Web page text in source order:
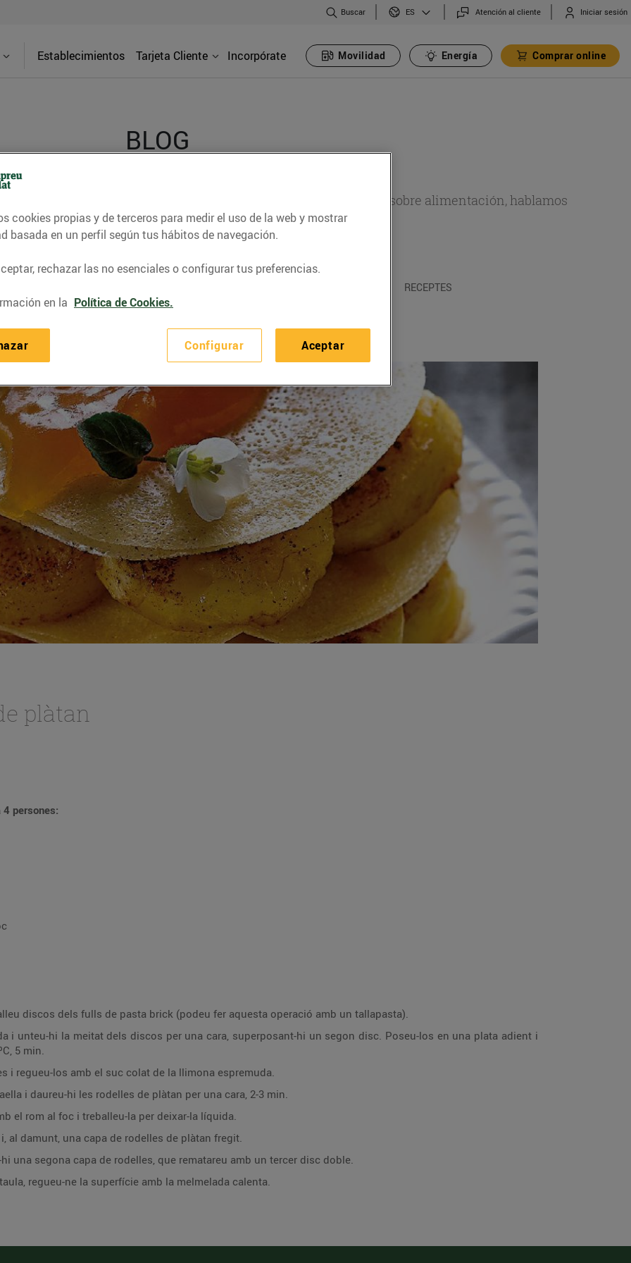
Buscar ES Atención al cliente Iniciar sesión
Establecimientos Tarjeta Cliente Incorpórate Movilidad Energía Comprar online
BLOG
recetas, consejos nutricionales, información de actualidad sobre alimentación, hablamos
gastronomía de nuestro territorio y muchos otros temas.
RECEPTES
plàtan
persones:
Amb un plat de cafè com a motlle, talleu discos dels fulls de pasta brick (podeu fer aquesta operació amb un tallapasta).
hi un segon disc. Poseu-los en una plata adient i
5 min.
Peleu els plàtans, talleu-los a rodelles i regueu-los amb el suc colat de la llimona espremuda.
Poseu la resta de mantega en una paella i daureu-hi les rodelles de plàtan per una cara, 2-3 min.
En un cassó, poseu la melmelada amb el rom al foc i treballeu-la per deixar-la líquida.
Poseu un dels discos dobles al plat i, al damunt, una capa de rodelles de plàtan fregit.
Cobriu-ho amb un altre disc i poseu-hi una segona capa de rodelles, que rematareu amb un tercer disc doble.
En el darrer moment abans d’anar a taula, regueu-ne la superfície amb la melmelada calenta.
cookies propias y de terceros para medir el uso de la web y mostrar
basada en un perfil según tus hábitos de navegación.
rechazar las no esenciales o configurar tus preferencias.
en la Política de Cookies.
Configurar Aceptar